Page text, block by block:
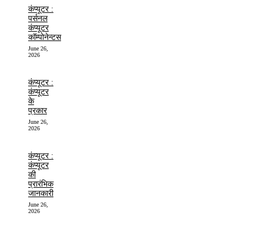
कंप्यूटर :
पर्सनल
कंप्यूटर
कॉम्पोनेन्टस
June 26,
2026
कंप्यूटर :
कंप्यूटर
के
प्रकार
June 26,
2026
कंप्यूटर :
कंप्यूटर
की
प्रारंभिक
जानकारी
June 26,
2026